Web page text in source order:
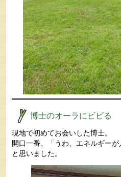
博士のオーラにビビる
現地で初めてお会いした博士。
開口一番、「うわ、エネルギーが
と思いました。